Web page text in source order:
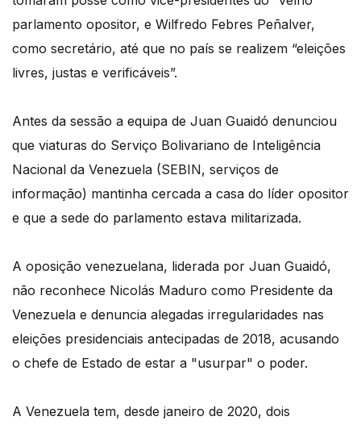
parlamento opositor, e Wilfredo Febres Peñalver,
como secretário, até que no país se realizem “eleições
livres, justas e verificáveis”.
Antes da sessão a equipa de Juan Guaidó denunciou
que viaturas do Serviço Bolivariano de Inteligência
Nacional da Venezuela (SEBIN, serviços de
informação) mantinha cercada a casa do líder opositor
e que a sede do parlamento estava militarizada.
A oposição venezuelana, liderada por Juan Guaidó,
não reconhece Nicolás Maduro como Presidente da
Venezuela e denuncia alegadas irregularidades nas
eleições presidenciais antecipadas de 2018, acusando
o chefe de Estado de estar a "usurpar" o poder.
A Venezuela tem, desde janeiro de 2020, dois